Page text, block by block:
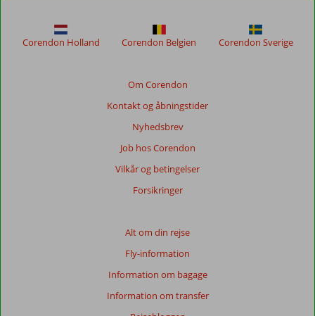
Om Corendon
Kontakt og åbningstider
Nyhedsbrev
Job hos Corendon
Vilkår og betingelser
Forsikringer
Alt om din rejse
Fly-information
Information om bagage
Information om transfer
Corendon Holland Corendon Belgien Corendon Sverige